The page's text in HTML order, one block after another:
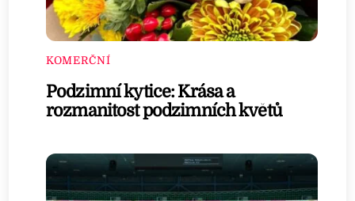
KOMERČNÍ
Podzimní kytice: Krása a
rozmanitost podzimních květů